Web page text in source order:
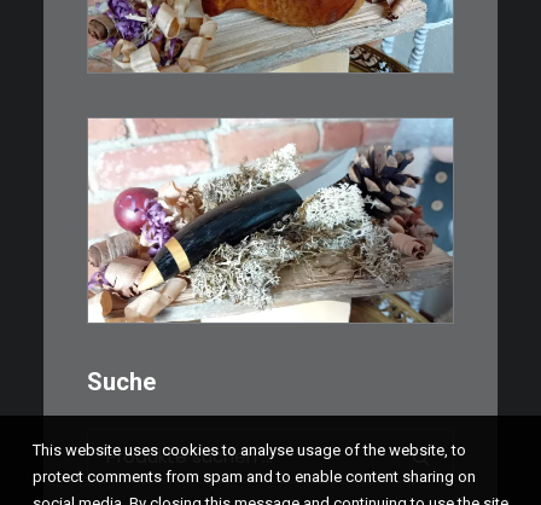
Inspiriert…
€39,00
Kleines Schmuckmesser, ideal
als…
Suche
Suchen
nach:
This website uses cookies to analyse usage of the website, to
protect comments from spam and to enable content sharing on